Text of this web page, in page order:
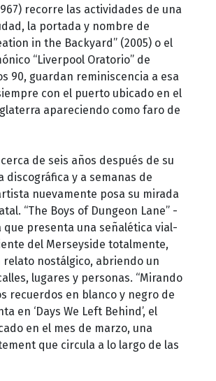
recorre las actividades de una
la portada y nombre de
in the Backyard” (2005) o el
“Liverpool Oratorio” de
90, guardan reminiscencia a esa
con el puerto ubicado en el
apareciendo como faro de
de seis años después de su
discográfica y a semanas de
nuevamente posa su mirada
“The Boys of Dungeon Lane” -
que presenta una señalética vial-
del Merseyside totalmente,
nostálgico, abriendo un
lugares y personas. “Mirando
recuerdos en blanco y negro de
en ‘Days We Left Behind’, el
en el mes de marzo, una
que circula a lo largo de las